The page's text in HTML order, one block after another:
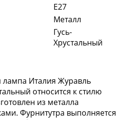
E27
Металл
Гусь-
Хрустальный
лампа Италия Журавль
относится к стилю
из металла
Фурнитутра выполняется